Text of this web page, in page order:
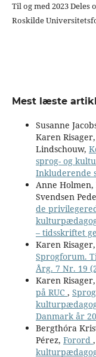
Til og med 2023
Roskilde
Mest læste
Susanne
Karen
Lindschouw,
sprog- og
Inkluderende
Anne
Svendsen
de
– tidsskriftet
Karen Risager,
Sprogforum.
Årg. 7 Nr. 19
Karen
på RUC ,
Danmark år
Bergthóra
Pérez, Forord ,